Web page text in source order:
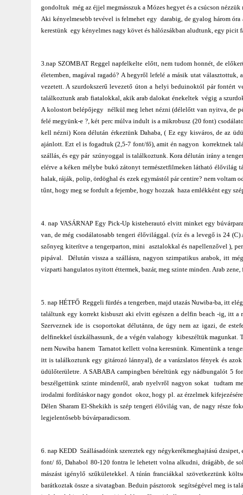
gondoltuk még az éjjel megmásszuk a Mózes hegyet és a csúcson
Aki kényelmesebb tevével is felmehet egy darabig, de gyalog három
kerestünk egy kényelmes nagy követ és hálózsákban aludtunk, egy picit
3.nap SZOMBAT Reggel napfelkelte előtt, nem tudom honnét, de
életemben, magával ragadó? A hegyről lefelé a másik utat
vezetett. A szurdokszerű levezető úton a helyi beduinoktól pár fontért
találkoztunk arab fiatalokkal, akik arab dalokat énekeltek végig a
A kolostort belépőjegy nélkül meg lehet nézni (délelőtt van nyitva, de
felé megyünk-e ?, két perc múlva indult is a mikrobusz (20 font)
kell nézni) Kora délután érkeztünk Dahaba, ( Ez egy kisváros, de az
ajánlott. Ezt el is fogadtuk (2,5-7 font/fő), amit én nagyon korrektnek
szállás, és egy pár szúnyoggal is találkoztunk. Kora délután irány a
elérve a kéken mélybe bukó zátonyt természetfilmeken látható élővilág
halak, ráják, polip, ördöghal és ezek egymástól pár centire? nem
tűnt, hogy meg se fordult a fejembe, hogy hozzak haza emlékként egy
4. nap VASÁRNAP Egy Pick-Up kisteherautó elvitt minket egy
van, de még csodálatosabb tengeri élővilággal. (víz és a levegő is 24
szőnyeg kiterítve a tengerparton, mini asztalokkal és napellenzővel ),
pipával. Délután vissza a szállásra, nagyon szimpatikus arabok, itt
vízparti hangulatos nyitott éttermek, bazár, meg szinte minden. Arab
5. nap HÉTFŐ Reggeli fürdés a tengerben, majd utazás Nuwiba-ba, itt
találtunk egy korrekt kisbuszt aki elvitt egészen a delfin beach -ig, itt
Szerveznek ide is csoportokat délutánra, de úgy nem az igazi, de
delfinekkel úszkálhassunk, de a végén valahogy kibeszéltük
nem Nuwiba hanem Tarnatot kellett volna keresnünk. Kimentünk a
itt is találkoztunk egy gitározó lánnyal), de a varázslatos fények és
üdülőterületre. A SABABA campingben béreltünk egy nádbungalót 5
beszélgettünk szinte mindenről, arab nyelvről nagyon sokat tudtam
irodalmi fordításkor nagy gondot okoz, hogy pl. az érzelmek
Délen Sharam El-Shekikh is szép tengeri élővilág van, de nagy része
legjelentősebb búvárparadicsom.
6. nap KEDD Szállásadóink szereztek egy négykerékmeghajtású
font/ fő, Dahabol 80-120 fontra le lehetett volna alkudni, drágább, de
mászást igénylő szűkületekkel. A túrán franciákkal szövetkeztünk
barátkoztak össze a sivatagban. Beduin pásztorok segítségével meg is